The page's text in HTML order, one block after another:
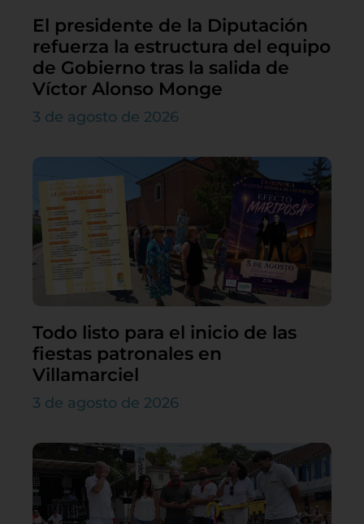
El presidente de la Diputación
refuerza la estructura del equipo
de Gobierno tras la salida de
Víctor Alonso Monge
3 de agosto de 2026
Todo listo para el inicio de las
fiestas patronales en
Villamarciel
3 de agosto de 2026